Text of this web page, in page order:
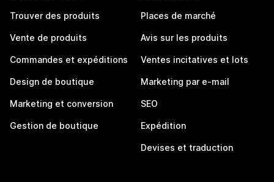
Trouver des produits
Vente de produits
Commandes et expéditions
Design de boutique
Marketing et conversion
Gestion de boutique
Places de marché
Avis sur les produits
Ventes incitatives et lots
Marketing par e-mail
SEO
Expédition
Devises et traduction